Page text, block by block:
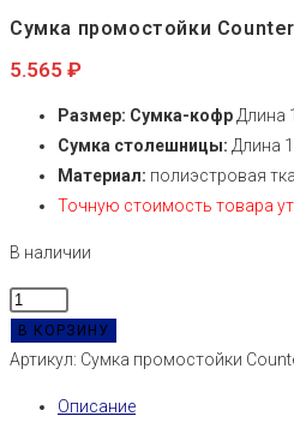
Сумка промостойки
5.565 ₽
Размер: Сумка-кофрДлина
Сумка столешницы: Длина
Материал: полиэстровая
Точную стоимость товара
В наличии
Количество
товара
Сумка
Counter
В КОРЗИНУ
Артикул: Сумка промостойки
Описание